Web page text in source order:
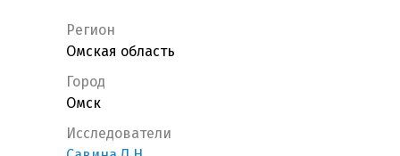
Регион
Омская область
Город
Омск
Исследователи